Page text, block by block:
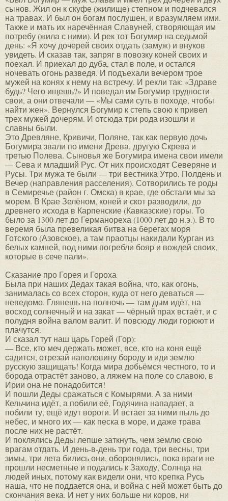
сынов. Жил он к скуфе (жилище) степном и подчевался
на травах. И был он богам послушен, и вразумляем ими.
Также и мать их наречённая Славуней, створяющая им
потребу (жила с ними). И рек тот Богумир на седьмой
день: «Я хочу дочерей своих отдать (замуж) и внуков
увидеть. И сказав так, запряг в повозку коней своих и
поехал. И приехал до дуба, стал в поле, и остался
ночевать огонь разведя. И подъехали вечером трое
мужей на конях к нему на встречу. И рекли так: «Здраве
будь? Чего ищешь?» И поведал им Богумир трудности
свои, а они отвечали — «Мы сами суть в походе, чтобы
найти жен». Вернулся Богумир к степь свою к привел
трех мужей дочерям. И отсюда три рода изошли и
славны были.
Это Древляне, Кривичи, Поляне, так как первую дочь
Богумира звали по имени Древа, другую Скрева и
третью Полева. Сыновья же Богумира имена свои имели
— Сева и младший Рус. От них происходят Северяне и
Русы. Три мужа те были — три вестника Утро, Полдень и
Вечер (направления расселения). Сотворились те роды
в Семиречье (район г. Омска) в крае, где обстали мы за
морем. В Крае Зелёном, коней и скот разводили, до
древнего исхода в Карпенские (Кавказские) горы. То
было за 1300 лет до Германореха (1000 лет до н.э.). В то
веремя была превеликая битва на берегах моря
Готского (Азовское), а там праотцы накидали Курган из
белых камней, под ними погребли бояр и вождей своих,
которые в сече пали».
Сказание про Горея и Гороха
Была при наших Дедах такая война, что, как огонь,
занималась со всех сторон, куда от него деваться —
неведомо. Глянешь на полночь — там дым идёт, на
восход солнечный и на закат — чёрный прах встаёт, и с
полудня война валом валит. И повсюду люди горюют и
плачутся.
И сказал тут наш царь Горей (Гор):
— Все, кто меч держать может, все, кто на коня ещё
садится, отрезай наполовину бороду и иди землю
русскую защищать! Когда мира добьёмся честного, то и
борода отрастёт заново, а ляжем на поле со славою, в
Ирии она не понадобится!
И пошли Деды сражаться с Комырями. А за ними
Кельчина идёт, а побили её, Годячина нападает, а
побили ту, ещё идут вороги. И встает за ними пыль до
небес, и много их — как песка в море, и даже трава
после них не растёт.
И поклялись Деды лепше заткнуть, чем землю свою
врагам отдать. И день-в-день три года, три весны, три
зимы, три лета бились они, оборонялись, пока враги не
прошли несметные и подались к Заходу, Солнца на
людей иных, потому как видели они, что крепка Русь
наша, что не поддается она, и война с ней может быть до
скончания века. И нет у них больше ни коров, ни